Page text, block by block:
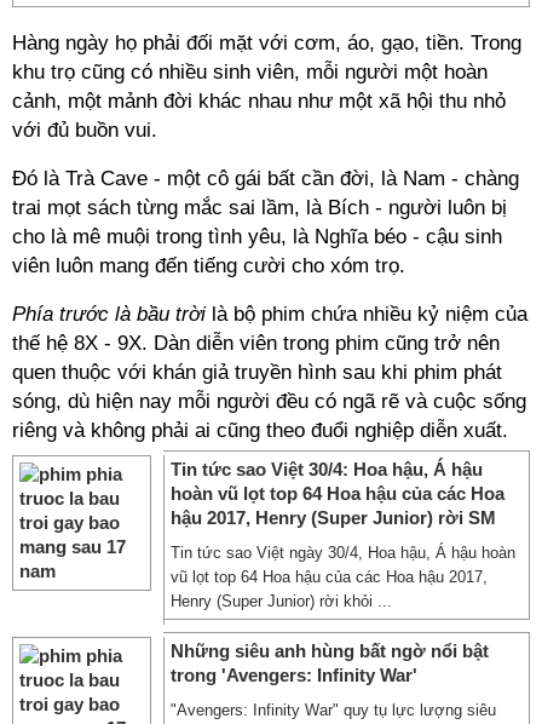
Hàng ngày họ phải đối mặt với cơm, áo, gạo, tiền. Trong
khu trọ cũng có nhiều sinh viên, mỗi người một hoàn
cảnh, một mảnh đời khác nhau như một xã hội thu nhỏ
với đủ buồn vui.
Đó là Trà Cave - một cô gái bất cần đời, là Nam - chàng
trai mọt sách từng mắc sai lầm, là Bích - người luôn bị
cho là mê muội trong tình yêu, là Nghĩa béo - cậu sinh
viên luôn mang đến tiếng cười cho xóm trọ.
Phía trước là bầu trời là bộ phim chứa nhiều kỷ niệm của
thế hệ 8X - 9X. Dàn diễn viên trong phim cũng trở nên
quen thuộc với khán giả truyền hình sau khi phim phát
sóng, dù hiện nay mỗi người đều có ngã rẽ và cuộc sống
riêng và không phải ai cũng theo đuổi nghiệp diễn xuất.
Tin tức sao Việt 30/4: Hoa hậu, Á hậu
hoàn vũ lọt top 64 Hoa hậu của các Hoa
hậu 2017, Henry (Super Junior) rời SM
Tin tức sao Việt ngày 30/4, Hoa hậu, Á hậu hoàn
vũ lọt top 64 Hoa hậu của các Hoa hậu 2017,
Henry (Super Junior) rời khỏi ...
Những siêu anh hùng bất ngờ nổi bật
trong 'Avengers: Infinity War'
"Avengers: Infinity War" quy tụ lực lượng siêu